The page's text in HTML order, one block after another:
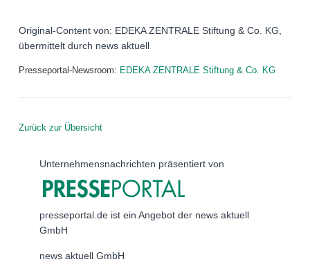
Original-Content von: EDEKA ZENTRALE Stiftung & Co. KG,
übermittelt durch news aktuell
Presseportal-Newsroom: EDEKA ZENTRALE Stiftung & Co. KG
Zurück zur Übersicht
Unternehmensnachrichten präsentiert von
presseportal.de ist ein Angebot der news aktuell
GmbH
news aktuell GmbH